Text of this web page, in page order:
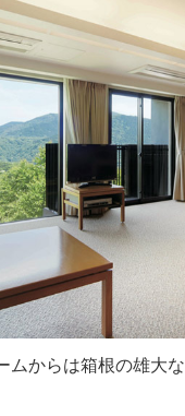
ムからは箱根の雄大